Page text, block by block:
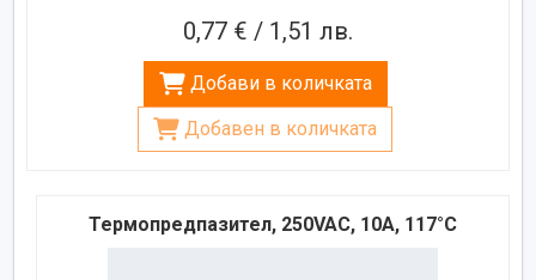
0,77 € / 1,51 лв.
Добави в количката
Добавен в количката
Термопредпазител, 250VAC, 10A, 117°C